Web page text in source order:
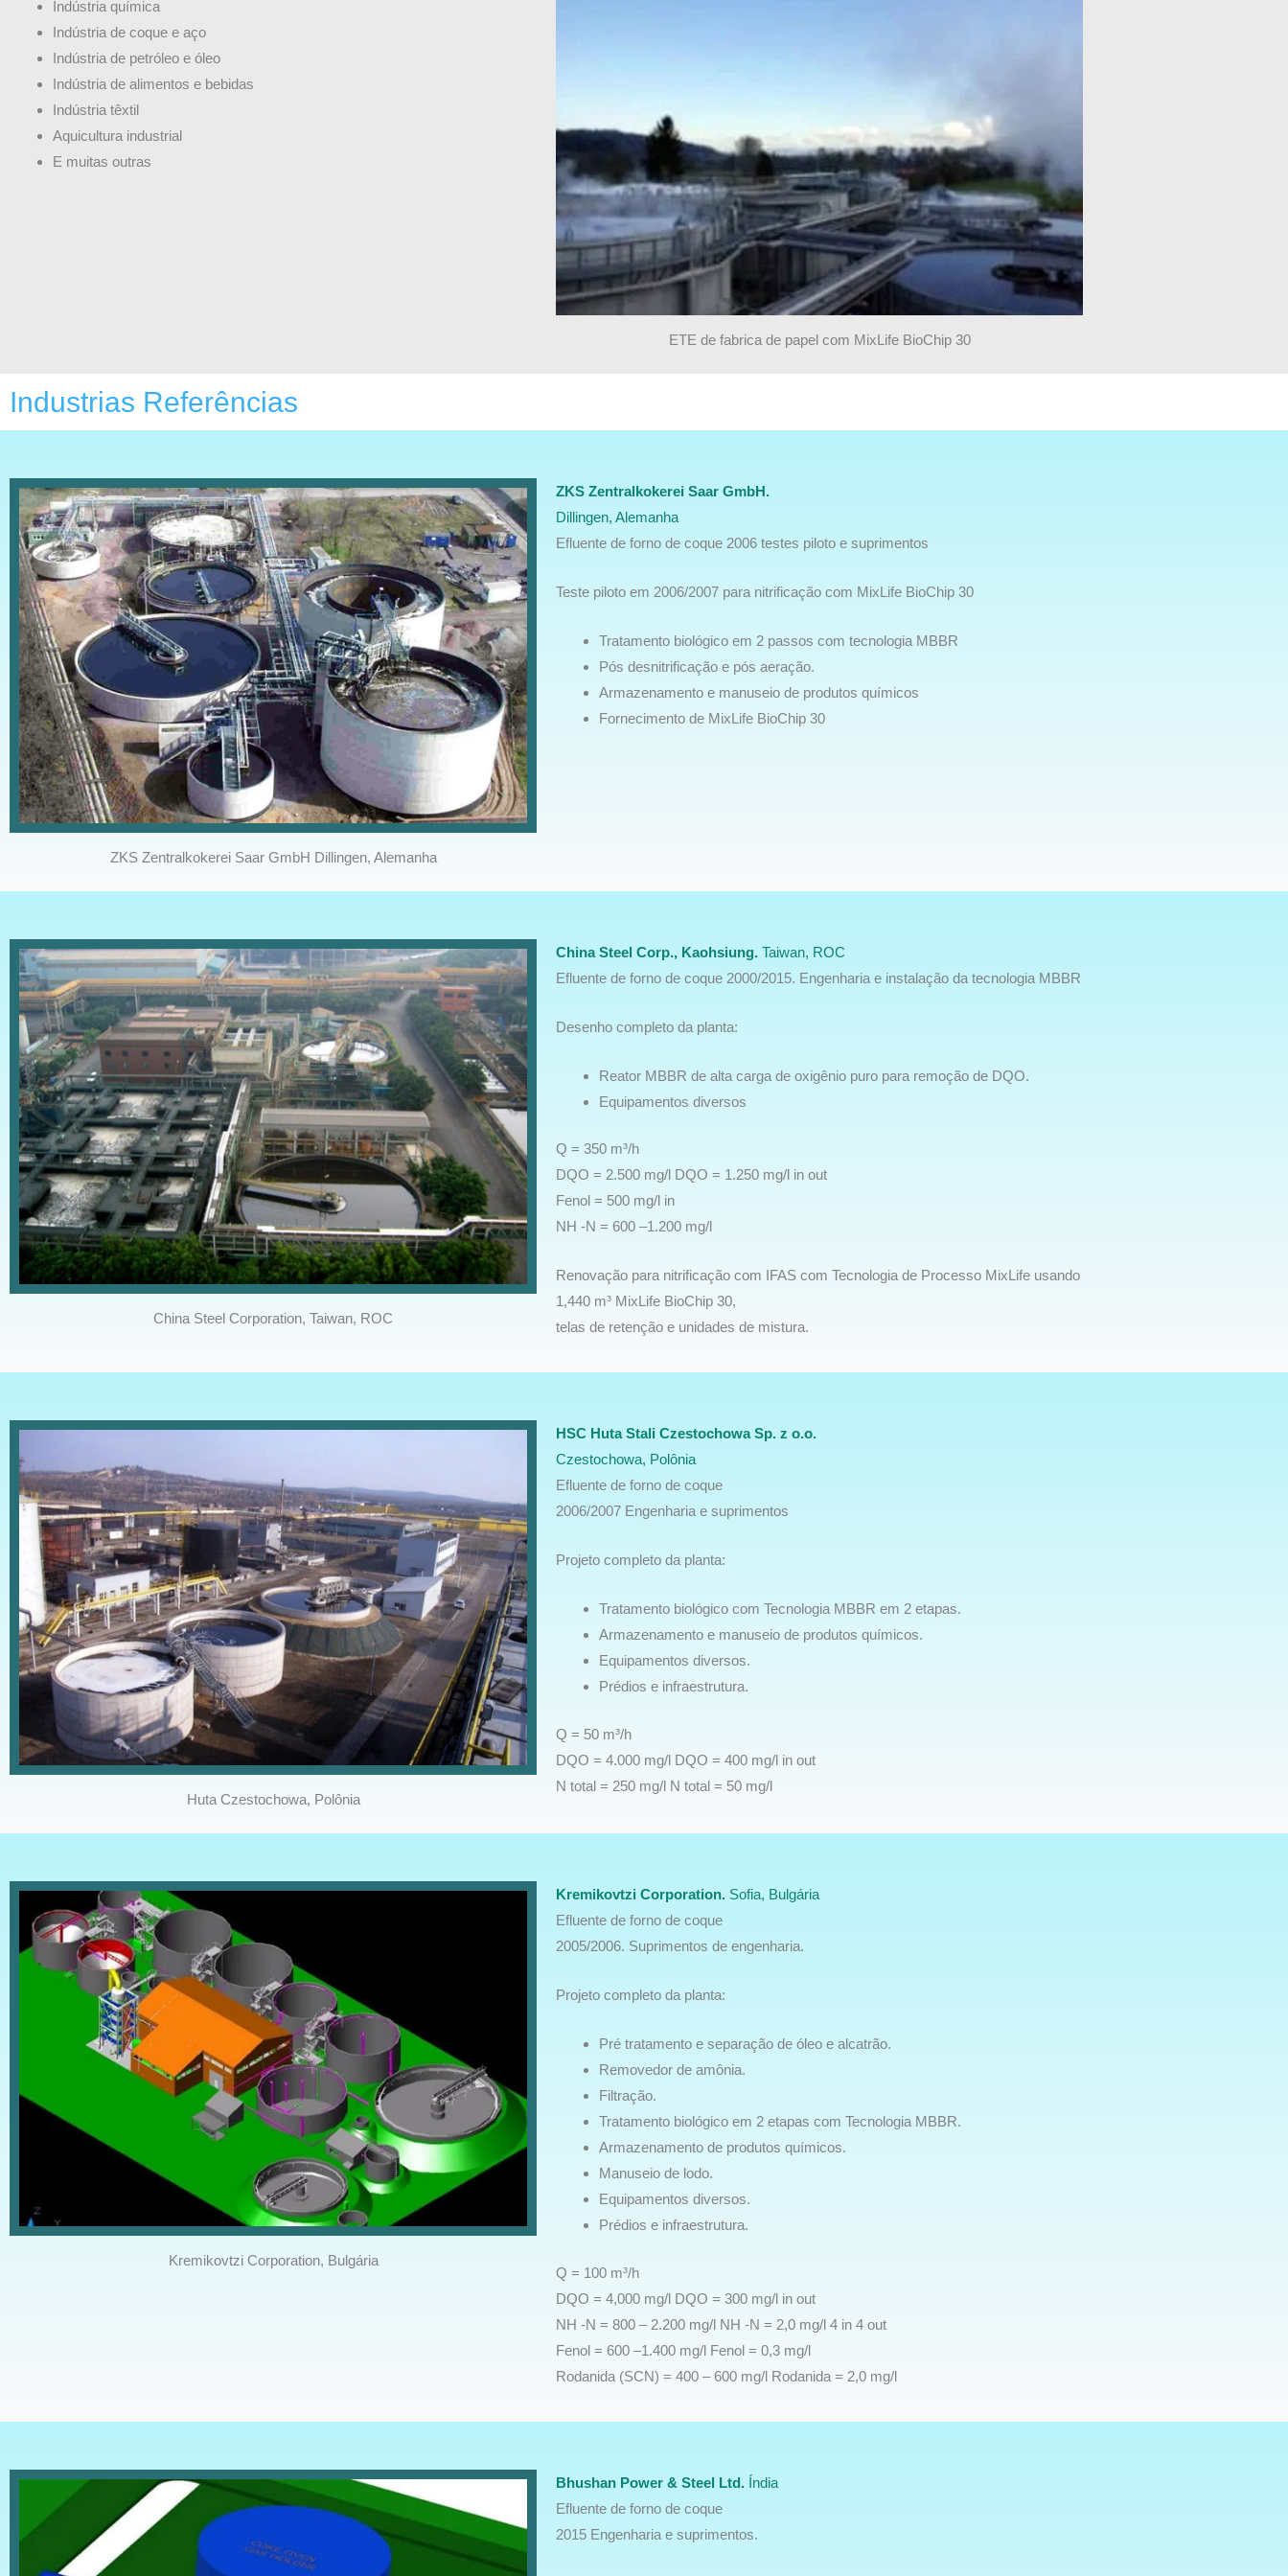
Indústria química
Indústria de coque e aço
Indústria de petróleo e óleo
Indústria de alimentos e bebidas
Indústria têxtil
Aquicultura industrial
E muitas outras
ETE de fabrica de papel com MixLife BioChip 30
Industrias Referências
ZKS Zentralkokerei Saar GmbH Dillingen, Alemanha
ZKS Zentralkokerei Saar GmbH.
Dillingen, Alemanha
Efluente de forno de coque 2006 testes piloto e suprimentos
Teste piloto em 2006/2007 para nitrificação com MixLife BioChip 30
Tratamento biológico em 2 passos com tecnologia MBBR
Pós desnitrificação e pós aeração.
Armazenamento e manuseio de produtos químicos
Fornecimento de MixLife BioChip 30
China Steel Corporation, Taiwan, ROC
China Steel Corp., Kaohsiung. Taiwan, ROC
Efluente de forno de coque 2000/2015. Engenharia e instalação da tecnologia MBBR
Desenho completo da planta:
Reator MBBR de alta carga de oxigênio puro para remoção de DQO.
Equipamentos diversos
Q = 350 m³/h
DQO = 2.500 mg/l DQO = 1.250 mg/l in out
Fenol = 500 mg/l in
NH -N = 600 –1.200 mg/l
Renovação para nitrificação com IFAS com Tecnologia de Processo MixLife usando
1,440 m³ MixLife BioChip 30,
telas de retenção e unidades de mistura.
Huta Czestochowa, Polônia
HSC Huta Stali Czestochowa Sp. z o.o.
Czestochowa, Polônia
Efluente de forno de coque
2006/2007 Engenharia e suprimentos
Projeto completo da planta:
Tratamento biológico com Tecnologia MBBR em 2 etapas.
Armazenamento e manuseio de produtos químicos.
Equipamentos diversos.
Prédios e infraestrutura.
Q = 50 m³/h
DQO = 4.000 mg/l DQO = 400 mg/l in out
N total = 250 mg/l N total = 50 mg/l
Kremikovtzi Corporation, Bulgária
Kremikovtzi Corporation. Sofia, Bulgária
Efluente de forno de coque
2005/2006. Suprimentos de engenharia.
Projeto completo da planta:
Pré tratamento e separação de óleo e alcatrão.
Removedor de amônia.
Filtração.
Tratamento biológico em 2 etapas com Tecnologia MBBR.
Armazenamento de produtos químicos.
Manuseio de lodo.
Equipamentos diversos.
Prédios e infraestrutura.
Q = 100 m³/h
DQO = 4,000 mg/l DQO = 300 mg/l in out
NH -N = 800 – 2.200 mg/l NH -N = 2,0 mg/l 4 in 4 out
Fenol = 600 –1.400 mg/l Fenol = 0,3 mg/l
Rodanida (SCN) = 400 – 600 mg/l Rodanida = 2,0 mg/l
Bhushan Power & Steel Ltd. Índia
Efluente de forno de coque
2015 Engenharia e suprimentos.